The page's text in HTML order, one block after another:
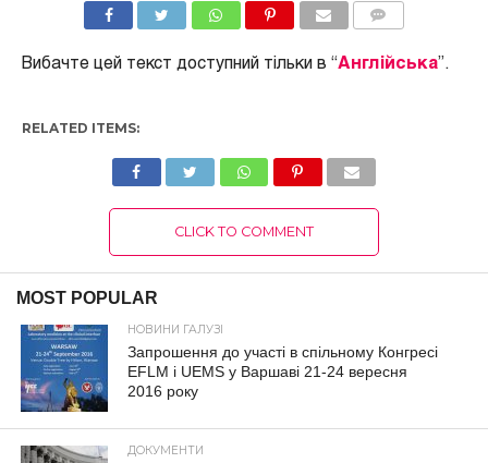
Вибачте цей текст доступний тільки в “Англійська”.
RELATED ITEMS:
CLICK TO COMMENT
MOST POPULAR
НОВИНИ ГАЛУЗІ
Запрошення до участі в спільному Конгресі
EFLM і UEMS у Варшаві 21-24 вересня
2016 року
ДОКУМЕНТИ